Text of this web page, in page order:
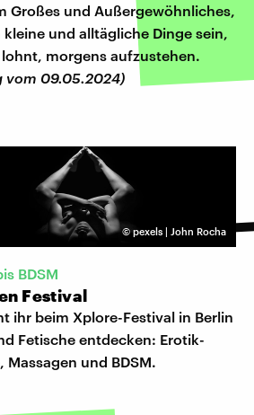
Großes und Außergewöhnliches,
und alltägliche Dinge sein,
morgens aufzustehen.
vom 09.05.2024)
© pexels | John Rocha
BDSM
Festival
ihr beim Xplore-Festival in Berlin
Fetische entdecken: Erotik-
Massagen und BDSM.